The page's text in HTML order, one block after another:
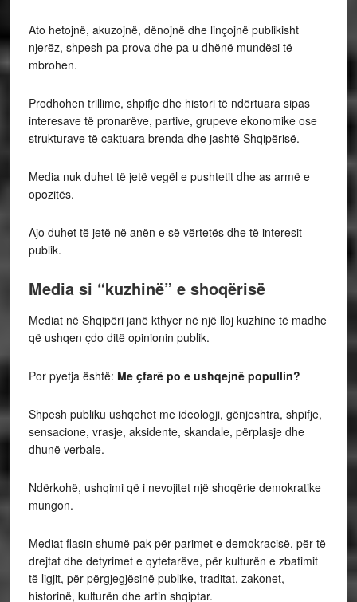
Ato hetojnë, akuzojnë, dënojnë dhe linçojnë publikisht
njerëz, shpesh pa prova dhe pa u dhënë mundësi të
mbrohen.
Prodhohen trillime, shpifje dhe histori të ndërtuara sipas
interesave të pronarëve, partive, grupeve ekonomike ose
strukturave të caktuara brenda dhe jashtë Shqipërisë.
Media nuk duhet të jetë vegël e pushtetit dhe as armë e
opozitës.
Ajo duhet të jetë në anën e së vërtetës dhe të interesit
publik.
Media si “kuzhinë” e shoqërisë
Mediat në Shqipëri janë kthyer në një lloj kuzhine të madhe
që ushqen çdo ditë opinionin publik.
Por pyetja është: Me çfarë po e ushqejnë popullin?
Shpesh publiku ushqehet me ideologji, gënjeshtra, shpifje,
sensacione, vrasje, aksidente, skandale, përplasje dhe
dhunë verbale.
Ndërkohë, ushqimi që i nevojitet një shoqërie demokratike
mungon.
Mediat flasin shumë pak për parimet e demokracisë, për të
drejtat dhe detyrimet e qytetarëve, për kulturën e zbatimit
të ligjit, për përgjegjësinë publike, traditat, zakonet,
historinë, kulturën dhe artin shqiptar.